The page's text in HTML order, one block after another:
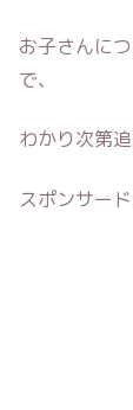
お子さんに
で、
わかり次第
スポンサー